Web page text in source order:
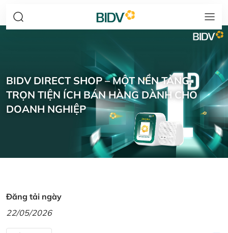
BIDV DIRECT SHOP – MỘT NỀN TẢNG,
TRỌN TIỆN ÍCH BÁN HÀNG DÀNH CHO
DOANH NGHIỆP
Đăng tải ngày
22/05/2026